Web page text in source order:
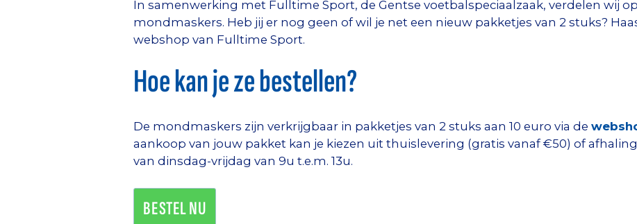
In samenwerking met Fulltime Sport, de Gentse voetbalspeciaalzaak, verdelen wij
mondmaskers. Heb jij er nog geen of wil je net een nieuw pakketjes van 2 stuks?
webshop van Fulltime Sport.
Hoe kan je ze bestellen?
De mondmaskers zijn verkrijgbaar in pakketjes van 2 stuks aan 10 euro via de
aankoop van jouw pakket kan je kiezen uit thuislevering (gratis vanaf €50) of
van dinsdag-vrijdag van 9u t.e.m. 13u.
BESTEL NU